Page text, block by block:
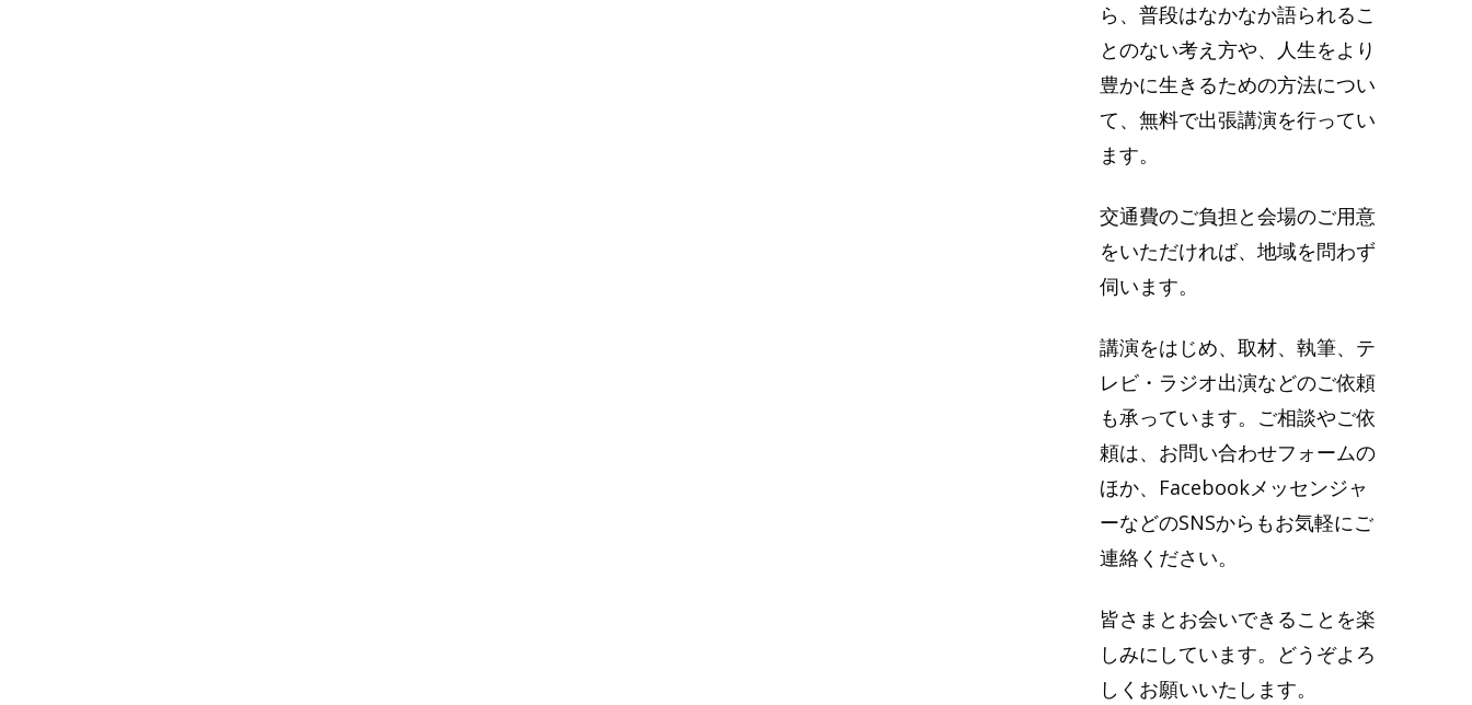
ら、普段はなかなか語られるこ
とのない考え方や、人生をより
豊かに生きるための方法につい
て、無料で出張講演を行ってい
ます。
交通費のご負担と会場のご用意
をいただければ、地域を問わず
伺います。
講演をはじめ、取材、執筆、テ
レビ・ラジオ出演などのご依頼
も承っています。ご相談やご依
頼は、お問い合わせフォームの
ほか、Facebookメッセンジャ
ーなどのSNSからもお気軽にご
連絡ください。
皆さまとお会いできることを楽
しみにしています。どうぞよろ
しくお願いいたします。